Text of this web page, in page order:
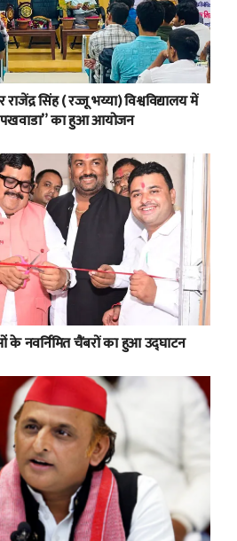
सिंह ( रज्जू भय्या) विश्वविद्यालय में
पखवाडा” का हुआ आयोजन
नवर्निमित चैंबरों का हुआ उद्घाटन